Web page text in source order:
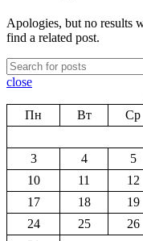
Apologies, but no results
find a related post.
close
Пн
Вт Ср
3
4 5
10
11 12
17
18 19
24
25 26